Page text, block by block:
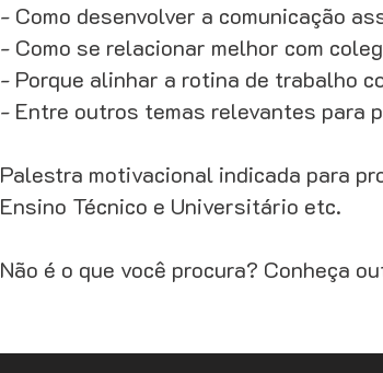
- Como desenvolver a comunicação
- Como se relacionar melhor com
- Porque alinhar a rotina de trabalho
- Entre outros temas relevantes para
Palestra motivacional indicada para
Ensino Técnico e Universitário etc.
Não é o que você procura? Conheça